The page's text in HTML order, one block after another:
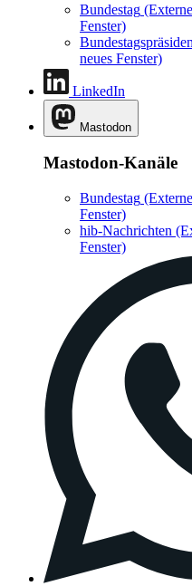
Bundestag
Fenster)
neues Fenster)
LinkedIn
Mastodon
Mastodon-Kanäle
Bundestag
Fenster)
hib-Nachrichten
Fenster)